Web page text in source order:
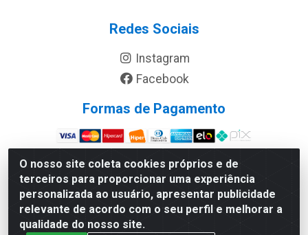
O nosso site coleta cookies próprios e de
terceiros para proporcionar uma experiência
personalizada ao usuário, apresentar publicidade
relevante de acordo com o seu perfil e melhorar a
qualidade do nosso site.
Redes Sociais
Instagram
Facebook
Formas de Pagamento
Site Seguro